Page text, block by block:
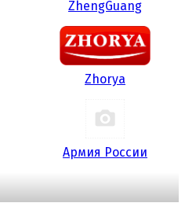
ZhengGuang
Zhorya
Армия России